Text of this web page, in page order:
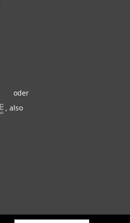
oder
, also